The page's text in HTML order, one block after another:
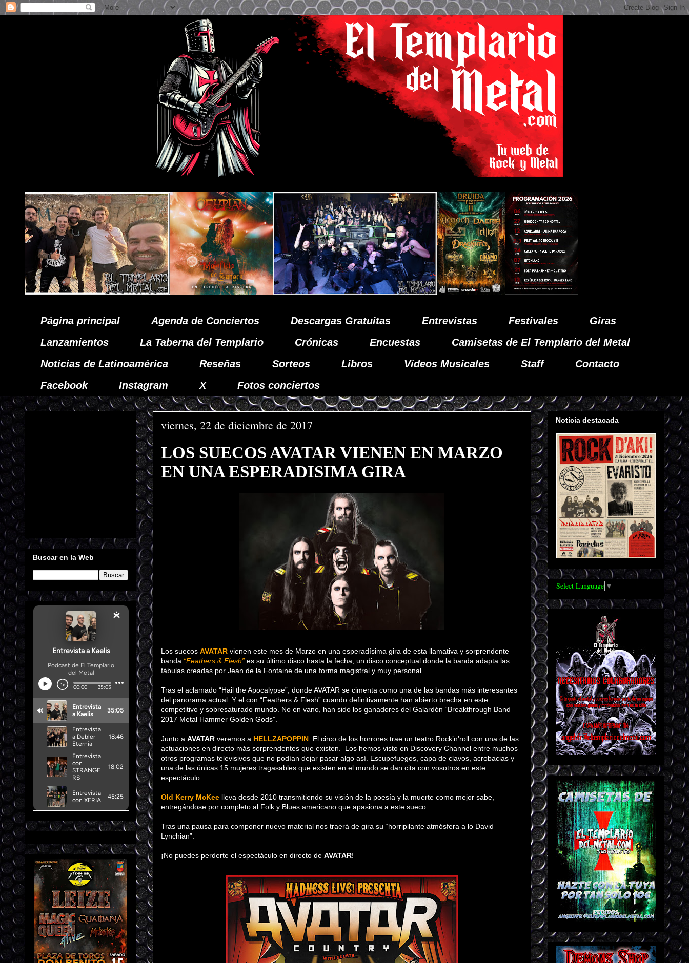
Página principal Agenda de Conciertos Descargas Gratuitas Entrevistas Festivales
Giras
Lanzamientos
La Taberna del Templario Crónicas Encuestas
Camisetas de El Templario del Metal
Noticias de Latinoamérica
Reseñas Sorteos Libros Vídeos Musicales Staff
Contacto
Facebook
Instagram X Fotos conciertos
viernes, 22 de diciembre de 2017
LOS SUECOS AVATAR VIENEN EN MARZO
EN UNA ESPERADISIMA GIRA
Los suecos AVATAR vienen este mes de Marzo en una esperadísima gira de esta llamativa y sorprendente
banda. “Feathers & Flesh” es su último disco hasta la fecha, un disco conceptual donde la banda adapta las
fábulas creadas por Jean de la Fontaine de una forma magistral y muy personal.
Tras el aclamado “Hail the Apocalypse”, donde AVATAR se cimenta como una de las bandas más interesantes
del panorama actual. Y el con “Feathers & Flesh” cuando definitivamente han abierto brecha en este
competitivo y sobresaturado mundo. No en vano, han sido los ganadores del Galardón “Breakthrough Band
2017 Metal Hammer Golden Gods”.
Junto a AVATAR veremos a HELLZAPOPPIN . El circo de los horrores trae un teatro Rock’n’roll con una de las
actuaciones en directo más sorprendentes que existen. Los hemos visto en Discovery Channel entre muchos
otros programas televisivos que no podían dejar pasar algo así. Escupefuegos, capa de clavos, acrobacias y
una de las únicas 15 mujeres tragasables que existen en el mundo se dan cita con vosotros en este
espectáculo.
Old Kerry McKee lleva desde 2010 transmitiendo su visión de la poesía y la muerte como mejor sabe,
entregándose por completo al Folk y Blues americano que apasiona a este sueco.
Tras una pausa para componer nuevo material nos traerá de gira su “horripilante atmósfera a lo David
Lynchian”.
¡No puedes perderte el espectáculo en directo de AVATAR!
Buscar en la Web
Noticia destacada
Select Language ▼